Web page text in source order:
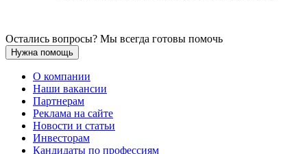
Остались вопросы? Мы всегда готовы помочь
Нужна помощь
О компании
Наши вакансии
Партнерам
Реклама на сайте
Новости и статьи
Инвесторам
Кандидаты по профессиям